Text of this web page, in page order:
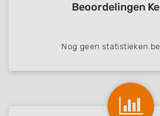
Beoordelingen
Nog geen statistieken